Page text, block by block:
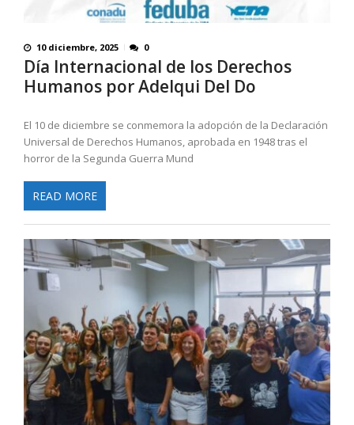
10 diciembre, 2025 0
Día Internacional de los Derechos
Humanos por Adelqui Del Do
El 10 de diciembre se conmemora la adopción de la Declaración
Universal de Derechos Humanos, aprobada en 1948 tras el
horror de la Segunda Guerra Mund
READ MORE